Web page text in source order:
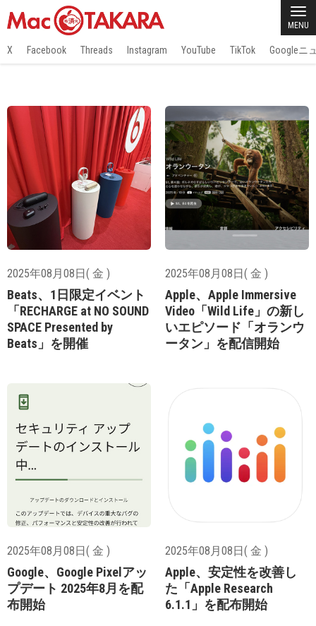
MENU
X Facebook Threads Instagram YouTube TikTok Googleニ
2025年08月08日( 金 )
Beats、1日限定イベント
「RECHARGE at NO SOUND
SPACE Presented by
Beats」を開催
2025年08月08日( 金 )
Apple、Apple Immersive
Video「Wild Life」の新し
いエピソード「オランウ
ータン」を配信開始
2025年08月08日( 金 )
Google、Google Pixelアッ
プデート 2025年8月を配
布開始
2025年08月08日( 金 )
Apple、安定性を改善し
た「Apple Research
6.1.1」を配布開始